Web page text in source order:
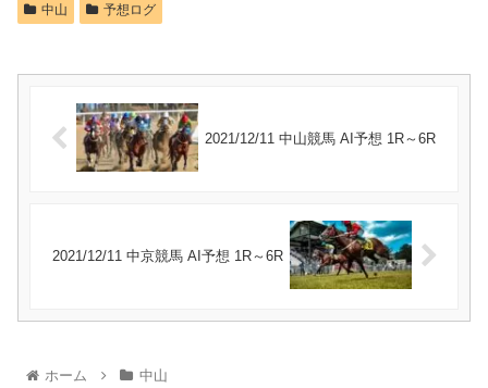
中山 予想ログ
2021/12/11 中山競馬 AI予想 1R～6R
2021/12/11 中京競馬 AI予想 1R～6R
ホーム 中山